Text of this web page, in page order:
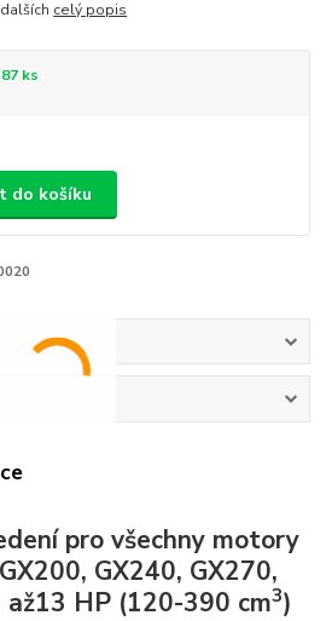
celý popis
ks
do košíku
pro všechny motory
GX240, GX270,
až13 HP (120-390 cm3)